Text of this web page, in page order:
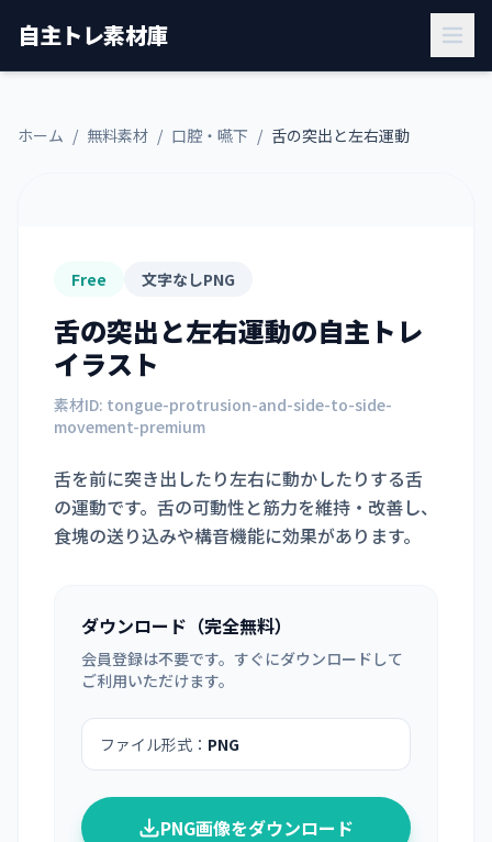
自主トレ素材庫
ホーム / 無料素材 / 口腔・嚥下 / 舌の突出と左右運動
Free 文字なしPNG
舌の突出と左右運動の自主トレ
イラスト
素材ID: tongue-protrusion-and-side-to-side-
movement-premium
舌を前に突き出したり左右に動かしたりする舌
の運動です。舌の可動性と筋力を維持・改善し、
食塊の送り込みや構音機能に効果があります。
ダウンロード（完全無料）
会員登録は不要です。すぐにダウンロードして
ご利用いただけます。
ファイル形式： PNG
PNG画像をダウンロード